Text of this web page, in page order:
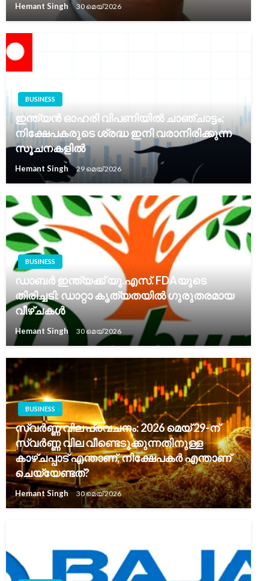
Hemant Singh 30 മെയ്‌ 2026
BUSINESS
ഇന്ത്യൻ ഓഹരി വിപണിയിൽ ചാഞ്ചാട്ടം;
നിക്ഷേപകരുടെ ശ്രദ്ധ ഇനി വരാനിരിക്കുന്ന
സൂചനകളിൽ
Hemant Singh 29 മെയ്‌ 2026
BUSINESS
ഡാബർ ഇന്ത്യക്ക് യു.എസ്. FDAയുടെ
തിരിച്ചടി: ഡാറ്റാ കൃത്യതയിൽ ഗുരുതരമായ
വീഴ്ചകൾ
Hemant Singh 30 മെയ്‌ 2026
BUSINESS
സ്വർണ്ണ വില പ്രവചനം: 2026 മെയ് 29-ന്
സ്വർണ്ണ വില വീണ്ടെടുക്കുന്നതിനുള്ള
കാഴ്ചപ്പാട് എന്താണ്, നിക്ഷേപകർ എന്താണ്
ചെയ്യേണ്ടത്?
Hemant Singh 30 മെയ്‌ 2026